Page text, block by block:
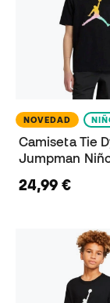
NOVEDAD
Camiseta Tie
Jumpman
24,99 €